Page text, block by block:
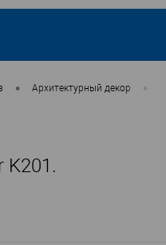
• Архитектурный декор •
K201.